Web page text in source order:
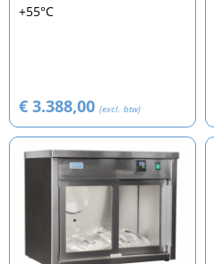
+55°C
€ 3.388,00 (excl. btw)